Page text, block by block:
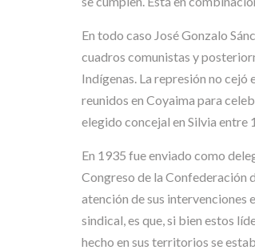
En todo caso José Gonzalo
cuadros comunistas y
Indígenas. La represión no
reunidos en Coyaima para
elegido concejal en Silvia entre
En 1935 fue enviado como
Congreso de la Confederación
atención de sus intervenciones
sindical, es que, si bien estos
hecho en sus territorios se